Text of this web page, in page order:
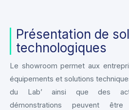
Présentation de
technologiques
Le showroom permet aux
équipements et solutions
du Lab’ ainsi que des
démonstrations peuvent